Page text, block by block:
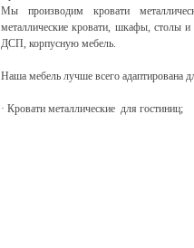
Мы производим кровати
металлические кровати, шкафы, столы
ДСП, корпусную мебель.
Наша мебель лучше всего адаптирована
· Кровати металлические для гостиниц;